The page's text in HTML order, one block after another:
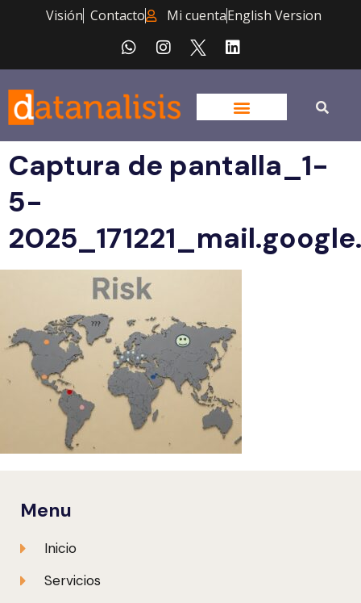
Visión Contacto Mi cuentaEnglish Version
Captura de pantalla_1-
5-
Menu
Inicio
Servicios